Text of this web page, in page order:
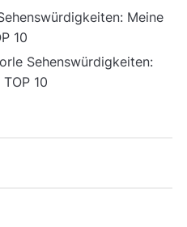
Meine
10
Sehenswürdigkeiten:
10